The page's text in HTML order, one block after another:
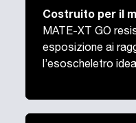
Costruito per il
MATE-XT GO
esposizione ai
l’esoscheletro